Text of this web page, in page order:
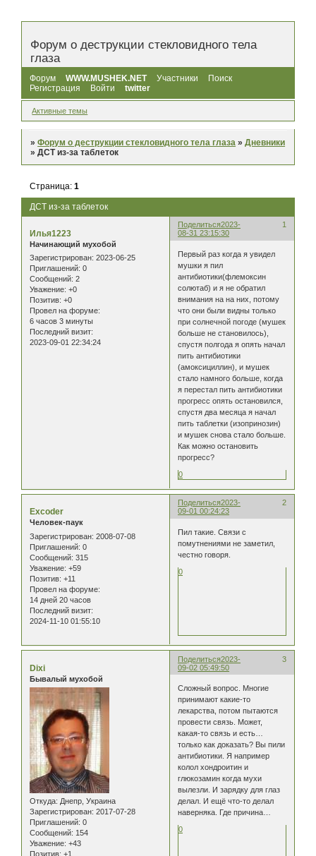
Форум о деструкции стекловидного тела
глаза
Форум WWW.MUSHEK.NET Участники
Поиск
Регистрация
Войти twitter
Активные темы
»Форум о деструкции стекловидного тела глаза »Дневники
»ДСТ из-за таблеток
ДСТ из-за таблеток
Страница:1
Поделиться 1
2023-
08-31 23:15:30
Илья1223
Начинающий мухобой
Зарегистрирован: 2023-06-25
Приглашений: 0
Сообщений: 2
Уважение: +0
Позитив: +0
Провел на форуме:
6 часов 3 минуты
Последний визит:
2023-09-01 22:34:24
Первый раз когда я увидел
мушки я пил
антибиотики(флемоксин
солютаб) и я не обратил
внимания на на них, потому
что они были видны только
при солнечной погоде (мушек
больше не становилось),
спустя полгода я опять начал
пить антибиотики
(амоксициллин), и мушек
стало намного больше, когда
я перестал пить антибиотики
прогресс опять остановился,
спустя два месяца я начал
пить таблетки (изопринозин)
и мушек снова стало больше.
Как можно остановить
прогресс?
0
Поделиться 2
2023-
09-01 00:24:23
Excoder
Человек-паук
Зарегистрирован: 2008-07-08
Приглашений: 0
Сообщений: 315
Уважение: +59
Позитив: +11
Провел на форуме:
14 дней 20 часов
Последний визит:
2024-11-10 01:55:10
Пил такие. Связи с
помутнениями не заметил,
честно говоря.
0
Поделиться 3
2023-
09-02 05:49:50
Dixi
Бывалый мухобой
Откуда: Днепр, Украина
Зарегистрирован: 2017-07-28
Приглашений: 0
Сообщений: 154
Уважение: +43
Позитив: +1
Сложный вопрос. Многие
принимают какие-то
лекарства, потом пытаются
провести связь. Может,
какая-то связь и есть…
только как доказать? Вы пили
антибиотики. Я например
колол хондроитин и
глюкозамин когда мухи
вылезли. И зарядку для глаз
делал. И ещё что-то делал
наверняка. Где причина…
0